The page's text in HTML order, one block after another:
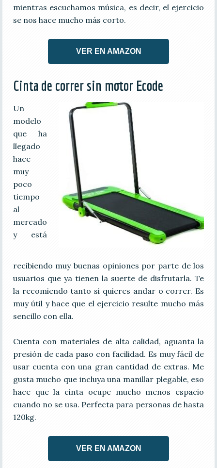
mientras escuchamos música, es decir, el ejercicio
se nos hace mucho más corto.
VER EN AMAZON
Cinta de correr sin motor Ecode
Un
modelo
que ha
llegado
hace
muy
poco
tiempo
al
mercado
y está
recibiendo muy buenas opiniones por parte de los
usuarios que ya tienen la suerte de disfrutarla. Te
la recomiendo tanto si quieres andar o correr. Es
muy útil y hace que el ejercicio resulte mucho más
sencillo con ella.
Cuenta con materiales de alta calidad, aguanta la
presión de cada paso con facilidad. Es muy fácil de
usar cuenta con una gran cantidad de extras. Me
gusta mucho que incluya una manillar plegable, eso
hace que la cinta ocupe mucho menos espacio
cuando no se usa. Perfecta para personas de hasta
120kg.
VER EN AMAZON